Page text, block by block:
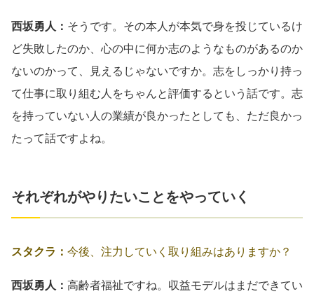
西坂勇人： そうです。その本人が本気で身を投じているけ
ど失敗したのか、心の中に何か志のようなものがあるのか
ないのかって、見えるじゃないですか。志をしっかり持っ
て仕事に取り組む人をちゃんと評価するという話です。志
を持っていない人の業績が良かったとしても、ただ良かっ
たって話ですよね。
それぞれがやりたいことをやっていく
スタクラ： 今後、注力していく取り組みはありますか？
西坂勇人： 高齢者福祉ですね。収益モデルはまだできてい